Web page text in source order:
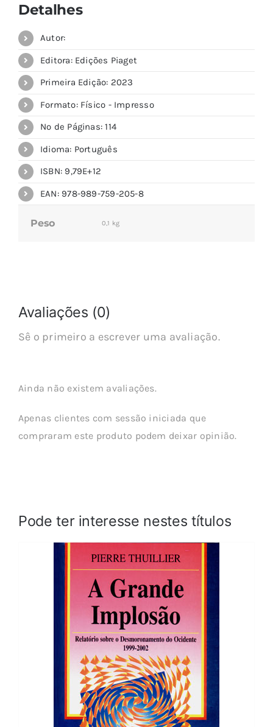
Detalhes
Autor:
Editora: Edições Piaget
Primeira Edição: 2023
Formato: Físico - Impresso
Nº de Páginas: 114
Idioma: Português
ISBN: 9,79E+12
EAN: 978-989-759-205-8
Peso 0,1 kg
Avaliações (0)
Sê o primeiro a escrever uma avaliação.
Ainda não existem avaliações.
Apenas clientes com sessão iniciada que
compraram este produto podem deixar opinião.
Pode ter interesse nestes títulos